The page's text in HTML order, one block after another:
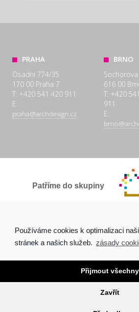
PRAHA
Osadní 774/35
170 00 Praha 7
T: +420 541 420 911
E:
praha@archdesign.cz
BRNO
616 00
T: +420
911
E:
Patříme do skupiny
Copyright © 2026 Arch.Design, s.r.o. |
Tvorba webových stránek Brno
PROJEKTY KONTAKTY
Používáme cookies k optimalizaci
stránek a našich služeb. zásady
Přijmout všechny
Zavřít